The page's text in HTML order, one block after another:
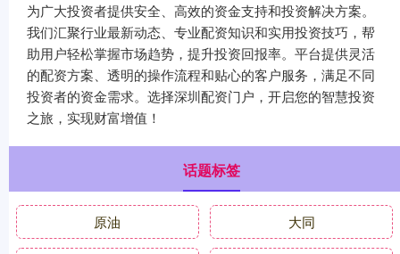
为广大投资者提供安全、高效的资金支持和投资解决方案。
我们汇聚行业最新动态、专业配资知识和实用投资技巧，帮
助用户轻松掌握市场趋势，提升投资回报率。平台提供灵活
的配资方案、透明的操作流程和贴心的客户服务，满足不同
投资者的资金需求。选择深圳配资门户，开启您的智慧投资
之旅，实现财富增值！
话题标签
原油 大同